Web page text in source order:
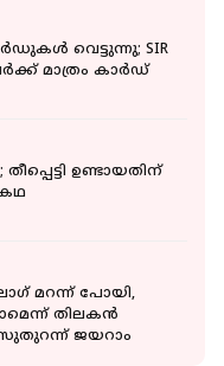
വെട്ടുന്നു; SIR
മാത്രം കാര്‍ഡ്
ഉണ്ടായതിന്
മറന്ന് പോയി,
തിലകൻ
ജയറാം